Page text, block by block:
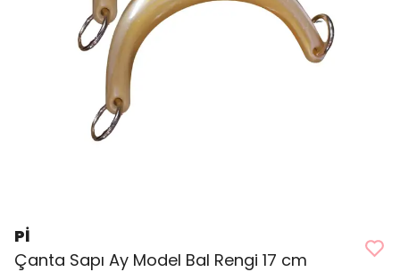
Pİ
Çanta Sapı Ay Model Bal Rengi 17 cm